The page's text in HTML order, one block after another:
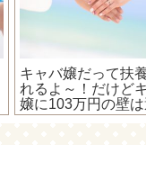
キャバ嬢だって扶
れるよ～！だけど
嬢に103万円の壁は
されません(;´･ω･)